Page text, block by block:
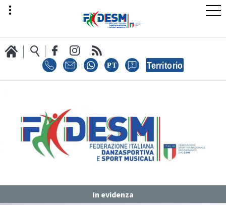
AREA SPORT
AREA TECNICA
In evidenza